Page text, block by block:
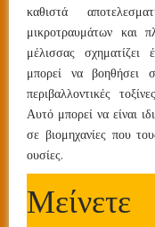
καθιστά
μικροτραυμάτων και
μέλισσας
μπορεί να βοηθήσει
περιβαλλοντικές
Αυτό μπορεί να είναι
σε βιομηχανίες που
ουσίες.